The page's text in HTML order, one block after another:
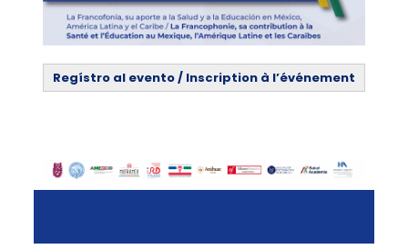
Regístro al evento / Inscription à l’événement